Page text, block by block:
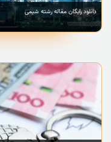
دانلود رایگان مقاله رشته شیمی